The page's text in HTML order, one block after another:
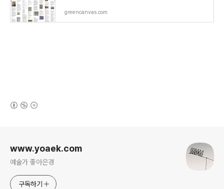
greencanvas.com
www.yoaek.com
예술가 좋아은경
구독하기